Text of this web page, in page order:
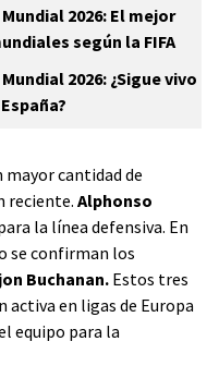
Mundial 2026: El mejor
según la FIFA
Mundial 2026: ¿Sigue vivo
mayor cantidad de
reciente. Alphonso
la línea defensiva. En
se confirman los
Buchanan. Estos tres
en ligas de Europa
equipo para la